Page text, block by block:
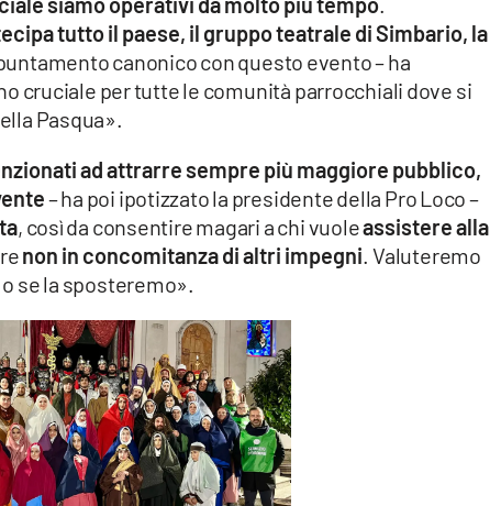
tutto il paese, il gruppo teatrale di Simbario, la
canonico con questo evento – ha
cruciale per tutte le comunità parrocchiali dove si
Pasqua».
ad attrarre sempre più maggiore pubblico,
– ha poi ipotizzato la presidente della Pro Loco –
, così da consentire magari a chi vuoleassistere alla
non in concomitanza di altri impegni. Valuteremo
se la sposteremo».